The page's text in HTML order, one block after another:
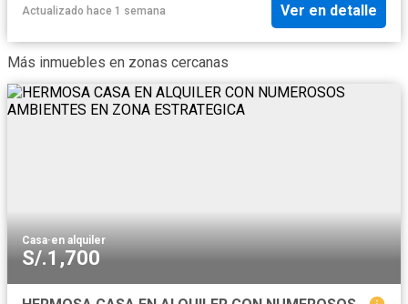
Actualizado hace 1 semana Ver en detalle
Más inmuebles en zonas cercanas
Casa·en alquiler
S/.1,700